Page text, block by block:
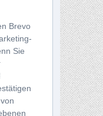
Brevo
Sie